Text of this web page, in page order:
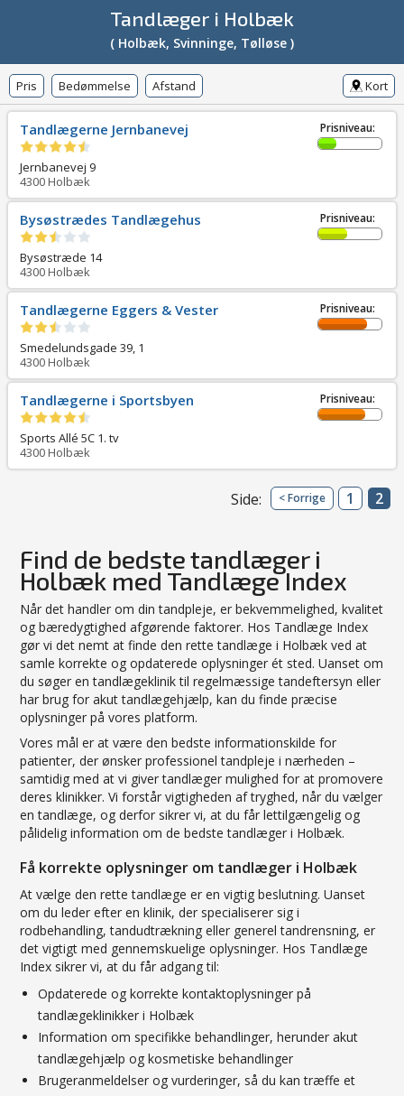
Tandlæger i Holbæk
( Holbæk, Svinninge, Tølløse )
Pris Bedømmelse Afstand Kort
Tandlægerne Jernbanevej
Jernbanevej 9
4300Holbæk
Prisniveau:
Bysøstrædes Tandlægehus
Bysøstræde 14
4300Holbæk
Prisniveau:
Tandlægerne Eggers & Vester
Smedelundsgade 39, 1
4300Holbæk
Prisniveau:
Tandlægerne i Sportsbyen
Sports Allé 5C 1. tv
4300Holbæk
Prisniveau:
Side: < Forrige 1 2
Find de bedste tandlæger i
Holbæk med Tandlæge Index
Når det handler om din tandpleje, er bekvemmelighed, kvalitet
og bæredygtighed afgørende faktorer. Hos Tandlæge Index
gør vi det nemt at finde den rette tandlæge i Holbæk ved at
samle korrekte og opdaterede oplysninger ét sted. Uanset om
du søger en tandlægeklinik til regelmæssige tandeftersyn eller
har brug for akut tandlægehjælp, kan du finde præcise
oplysninger på vores platform.
Vores mål er at være den bedste informationskilde for
patienter, der ønsker professionel tandpleje i nærheden –
samtidig med at vi giver tandlæger mulighed for at promovere
deres klinikker. Vi forstår vigtigheden af tryghed, når du vælger
en tandlæge, og derfor sikrer vi, at du får lettilgængelig og
pålidelig information om de bedste tandlæger i Holbæk.
Få korrekte oplysninger om tandlæger i Holbæk
At vælge den rette tandlæge er en vigtig beslutning. Uanset
om du leder efter en klinik, der specialiserer sig i
rodbehandling, tandudtrækning eller generel tandrensning, er
det vigtigt med gennemskuelige oplysninger. Hos Tandlæge
Index sikrer vi, at du får adgang til:
Opdaterede og korrekte kontaktoplysninger på
tandlægeklinikker i Holbæk
Information om specifikke behandlinger, herunder akut
tandlægehjælp og kosmetiske behandlinger
Brugeranmeldelser og vurderinger, så du kan træffe et